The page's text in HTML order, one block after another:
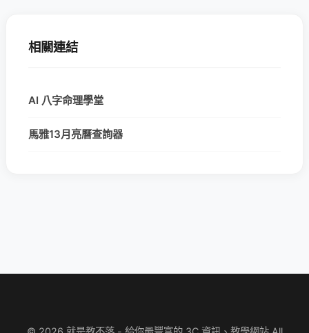
相關連結
AI 八字命理學堂
馬雅13月亮曆查詢器